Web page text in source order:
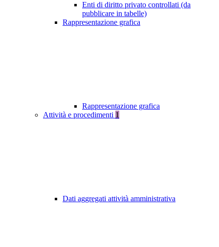
Enti di diritto privato controllati (da
pubblicare in tabelle)
Rappresentazione grafica
Rappresentazione grafica
Attività e procedimenti 1
Dati aggregati attività amministrativa